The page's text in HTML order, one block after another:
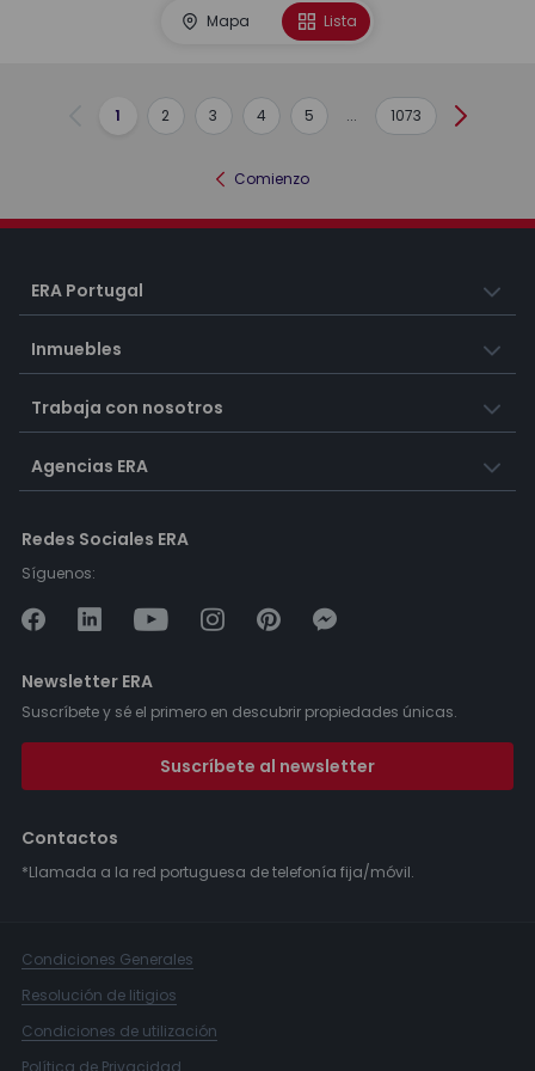
Mapa Lista
Anterior
1 2 3 4 5 ... 1073
Comienzo
ERA Portugal
Inmuebles
Trabaja con nosotros
Agencias ERA
Redes Sociales ERA
Síguenos:
Newsletter ERA
Suscríbete y sé el primero en descubrir propiedades únicas.
Suscríbete al newsletter
Contactos
*Llamada a la red portuguesa de telefonía fija/móvil.
Condiciones Generales
Resolución de litigios
Condiciones de utilización
Política de Privacidad